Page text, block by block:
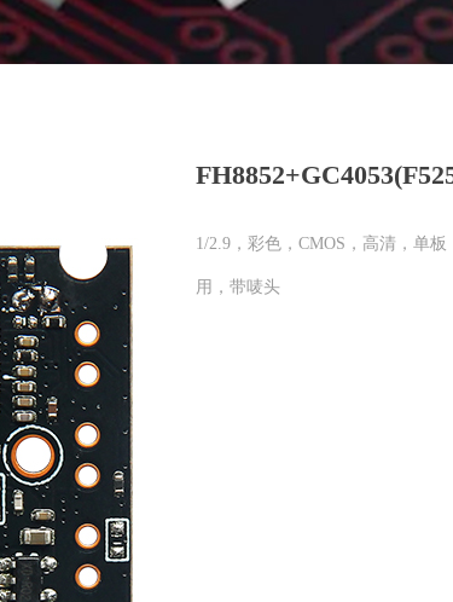
1/2.9，彩色，CMOS，高清，单
用，带唛头